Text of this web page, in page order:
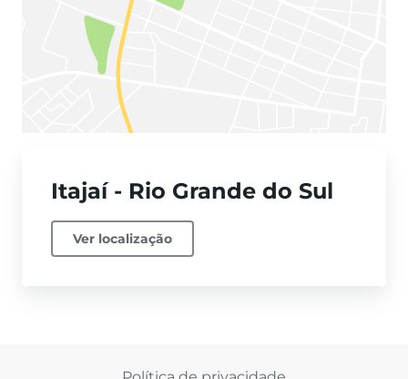
Itajaí - Rio Grande do Sul
Ver localização